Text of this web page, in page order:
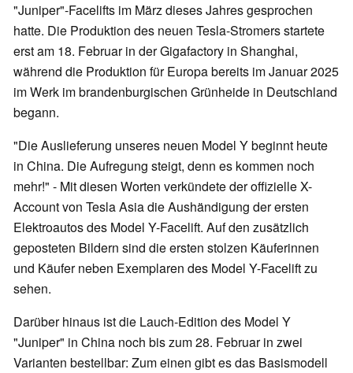
"Juniper"-Facelifts im März dieses Jahres gesprochen
hatte. Die Produktion des neuen Tesla-Stromers startete
erst am 18. Februar in der Gigafactory in Shanghai,
während die Produktion für Europa bereits im Januar 2025
im Werk im brandenburgischen Grünheide in Deutschland
begann.
"Die Auslieferung unseres neuen Model Y beginnt heute
in China. Die Aufregung steigt, denn es kommen noch
mehr!" - Mit diesen Worten verkündete der offizielle X-
Account von Tesla Asia die Aushändigung der ersten
Elektroautos des Model Y-Facelift. Auf den zusätzlich
geposteten Bildern sind die ersten stolzen Käuferinnen
und Käufer neben Exemplaren des Model Y-Facelift zu
sehen.
Darüber hinaus ist die Lauch-Edition des Model Y
"Juniper" in China noch bis zum 28. Februar in zwei
Varianten bestellbar: Zum einen gibt es das Basismodell